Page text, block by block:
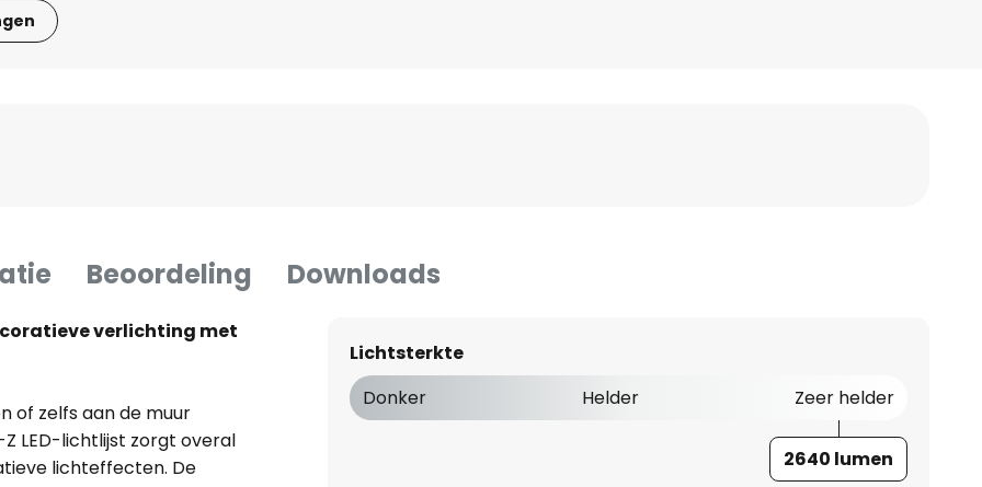
Beoordeling Downloads
verlichting met
of zelfs aan de muur
LED-lichtlijst zorgt overal
lichteffecten. De
Lichtsterkte
Donker
Helder Zeer helder
2640 lumen